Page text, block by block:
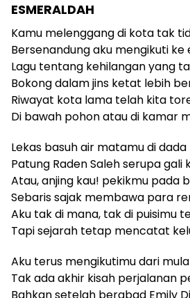
ESMERALDAH
Kamu melenggang di kota tak
Bersenandung aku mengikuti ke
Lagu tentang kehilangan yang
Bokong dalam jins ketat lebih
Riwayat kota lama telah kita
Di bawah pohon atau di kamar
Lekas basuh air matamu di
Patung Raden Saleh serupa gali
Atau, anjing kau! pekikmu pada
Sebaris sajak membawa para
Aku tak di mana, tak di puisimu
Tapi sejarah tetap mencatat
Aku terus mengikutimu dari
Tak ada akhir kisah perjalanan